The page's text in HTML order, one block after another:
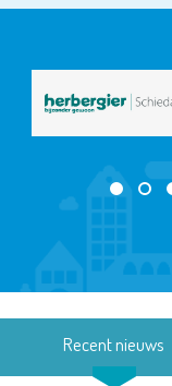
Recent nieuws